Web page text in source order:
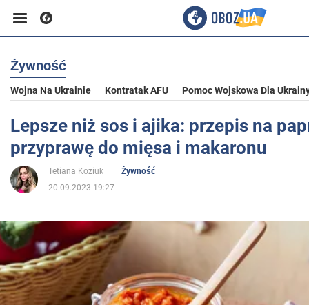
Biznes
Sport
Rozrywka
Polityka
Społeczeństwo
Żywność
Wojna Na Ukrainie Kontratak AFU Pomoc Wojskowa Dla
Lepsze niż sos i ajika: przepis na
przyprawę do mięsa i makaronu
Tetiana Koziuk
Żywność
20.09.2023 19:27